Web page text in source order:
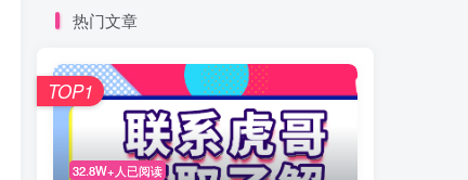
热门文章
32.8W+人已阅读
TOP1